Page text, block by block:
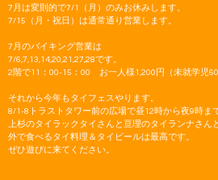
7月は変則的で7/1（月）のみお休みします。
7/15（月・祝日）は通常通り営業します。
7月のバイキング営業は
7/6,7,13,14,20,21,27,28です。
2階で11：00-15：00 お一人様1,200円（未就学児
それから今年もタイフェスやります。
8/1-8トラストタワー前の広場で昼12時から夜9時ま
上杉のタイラックタイさんと亘理のタイランナさん
外で食べるタイ料理＆タイビールは最高です。
ぜひ遊びに来てください。